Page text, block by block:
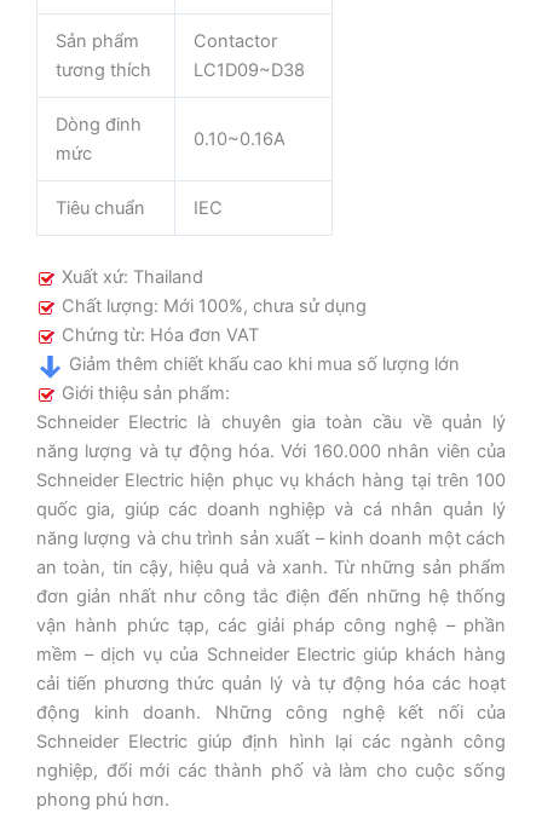
Sản phẩm
tương thích
Contactor
LC1D09~D38
Dòng đinh
mức
0.10~0.16A
Tiêu chuẩn IEC
Xuất xứ: Thailand
Chất lượng: Mới 100%, chưa sử dụng
Chứng từ: Hóa đơn VAT
Giảm thêm chiết khấu cao khi mua số lượng lớn
Giới thiệu sản phẩm:
Schneider Electric là chuyên gia toàn cầu về quản lý
năng lượng và tự động hóa. Với 160.000 nhân viên của
Schneider Electric hiện phục vụ khách hàng tại trên 100
quốc gia, giúp các doanh nghiệp và cá nhân quản lý
năng lượng và chu trình sản xuất – kinh doanh một cách
an toàn, tin cậy, hiệu quả và xanh. Từ những sản phẩm
đơn giản nhất như công tắc điện đến những hệ thống
vận hành phức tạp, các giải pháp công nghệ – phần
mềm – dịch vụ của Schneider Electric giúp khách hàng
cải tiến phương thức quản lý và tự động hóa các hoạt
động kinh doanh. Những công nghệ kết nối của
Schneider Electric giúp định hình lại các ngành công
nghiệp, đổi mới các thành phố và làm cho cuộc sống
phong phú hơn.